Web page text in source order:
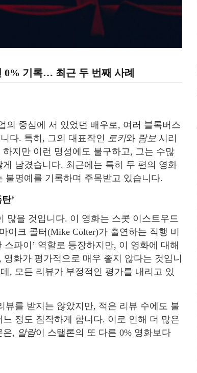
0% 기록… 최근 두 번째 사례
의 중심에 서 있었던 배우로, 여러 블록버스
다. 특히, 그의 대표작인 로키와 람보 시리
지만 이런 명성에도 불구하고, 그는 수많
남겼습니다. 최근에는 특히 두 편의 영화
불명예를 기록하며 주목받고 있습니다.
’
많을 것입니다. 이 영화는 스콧 이스트우드
이크 콜터(Mike Colter)가 출연하는 직행 비
파이’ 역할로 등장하지만, 이 영화에 대해
화가 평가적으로 매우 좋지 않다는 것입니
, 모든 리뷰가 부정적인 평가를 내리고 있
를 받지는 않았지만, 적은 리뷰 수에도 불
정도 짐작하게 합니다. 이로 인해 더 많은
은, 알람이 스탤론의 또 다른 0% 영화보다